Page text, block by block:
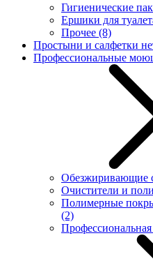
Гигиенические
Ершики для
Прочее (8)
Простыни и салфетки
Профессиональные
Обезжиривающие
Очистители и
Полимерные
(2)